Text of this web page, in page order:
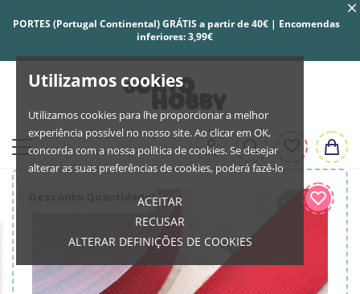
Utilizamos cookies
Utilizamos cookies para lhe proporcionar a melhor
experiência possível no nosso site. Ao clicar em OK,
concorda com a nossa política de cookies. Se desejar
alterar as suas preferências de cookies, poderá fazê-lo
ACEITAR
RECUSAR
ALTERAR DEFINIÇÕES DE COOKIES
PORTES (Portugal Continental) GRÁTIS a partir de 40€ | Encomendas
inferiores: 3,99€
Desconto Quantidade!